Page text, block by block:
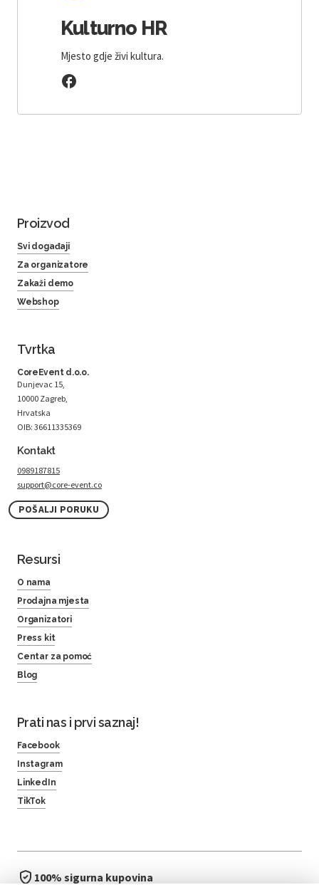
Kulturno HR
Mjesto gdje živi kultura.
Proizvod
Svi događaji
Za organizatore
Zakaži demo
Webshop
Tvrtka
CoreEvent d.o.o.
Dunjevac 15,
10000 Zagreb,
Hrvatska
OIB: 36611335369
Kontakt
0989187815
support@core-event.co
POŠALJI PORUKU
Resursi
O nama
Prodajna mjesta
Organizatori
Press kit
Centar za pomoć
Blog
Prati nas i prvi saznaj!
Facebook
Instagram
LinkedIn
TikTok
100% sigurna kupovina